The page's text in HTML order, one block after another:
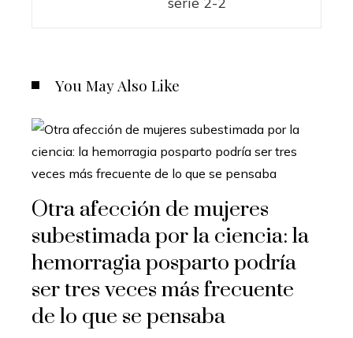
You May Also Like
Otra afección de mujeres
subestimada por la ciencia: la
hemorragia posparto podría
ser tres veces más frecuente
de lo que se pensaba